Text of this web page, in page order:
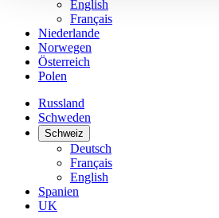
English
Français
Niederlande
Norwegen
Österreich
Polen
Russland
Schweden
Schweiz
Deutsch
Français
English
Spanien
UK